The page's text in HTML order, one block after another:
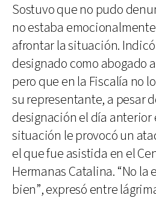
Sostuvo que no pudo
no estaba
afrontar la situación.
designado como abogado
pero que en la Fiscalía no
su representante, a pesar
designación el día anterior
situación le provocó un
el que fue asistida en el
Hermanas Catalina. “No la
bien”, expresó entre